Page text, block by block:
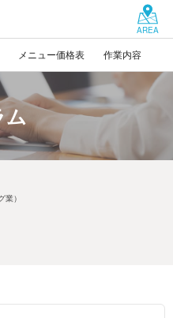
AREA
メニュー価格表 作業内容
ム
業）